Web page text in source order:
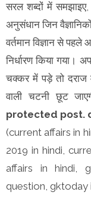
सरल शब्दों में
अनुसंधान जिन
वर्तमान विज्ञान से
निर्धारण किया गया।
चक्कर में पड़े तो दराज
वाली चटनी छूट
protected post.
(current affairs in
2019 in hindi,
affairs in hindi,
question, gktoday